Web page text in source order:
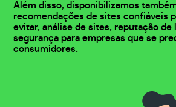
Além disso, disponibilizamos
recomendações de sites confiáveis
evitar, análise de sites, reputação de
segurança para empresas que se
consumidores.